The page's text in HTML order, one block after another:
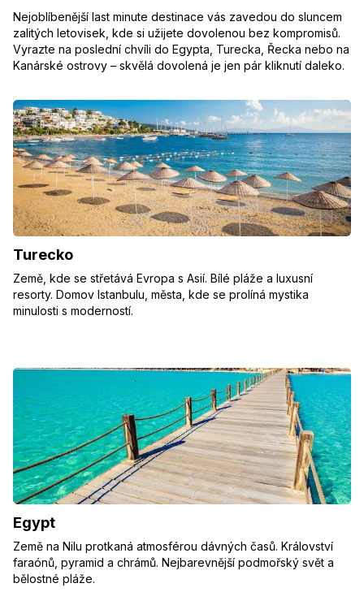
Nejoblíbenější last minute destinace vás zavedou do sluncem
zalitých letovisek, kde si užijete dovolenou bez kompromisů.
Vyrazte na poslední chvíli do Egypta, Turecka, Řecka nebo na
Kanárské ostrovy – skvělá dovolená je jen pár kliknutí daleko.
Turecko
Země, kde se střetává Evropa s Asií. Bílé pláže a luxusní
resorty. Domov Istanbulu, města, kde se prolíná mystika
minulosti s moderností.
Egypt
Země na Nilu protkaná atmosférou dávných časů. Království
faraónů, pyramid a chrámů. Nejbarevnější podmořský svět a
bělostné pláže.